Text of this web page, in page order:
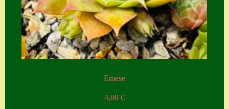
Emese
4,00 €